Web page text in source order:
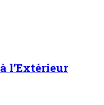
l’Extérieur